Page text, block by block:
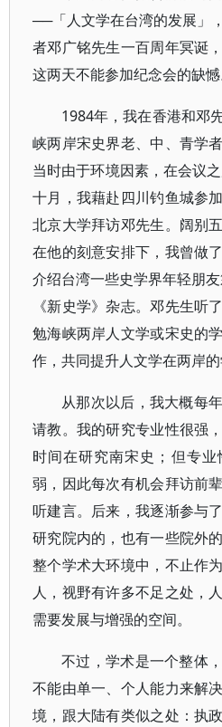
──「人文学在台湾的发展」
者邓广铭先生一百周年冥诞
这两天不能参加纪念会的缺憾
1984年，我在香港和邓
峡两岸宋史界老、中、青学
当时由于环境因素，在会议
十月，我藉赴四川钓鱼城参
北京大学拜访邓先生。阔别
在他的刻意安排下，我曾做
介绍台湾一些史学界年轻朋
《新史学》杂志。邓先生听
勉海峡两岸人文学或宋史的
作，共同提升人文学在两岸的
从那次以后，我大概每
请教。我的研究专业性很强
时间在研究南宋史；但专
弱，因此每次有机会拜访前
听建言。后来，我逐渐参与
研究院内的，也有一些院外
整个学术大环境中，不止作
人，视野有许多不足之处，
需要发展与增强的空间。
不过，学术是一个整体
不能由单一、个人能力来解
境，跟大陆有类似之处：执